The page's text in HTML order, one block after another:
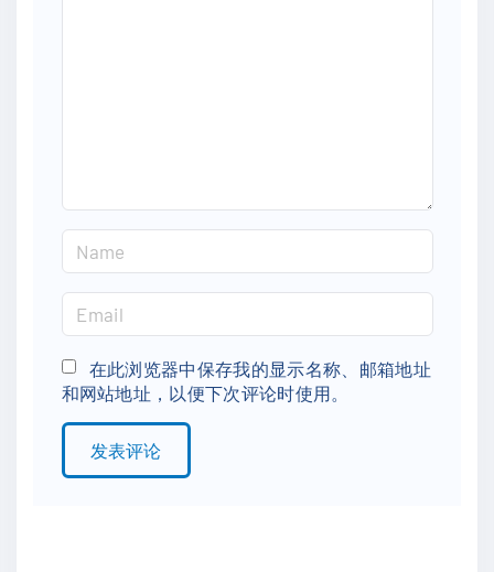
a
e
*
m
a
i
l
在此浏览器中保存我的显示名称、邮箱地址
和网站地址，以便下次评论时使用。